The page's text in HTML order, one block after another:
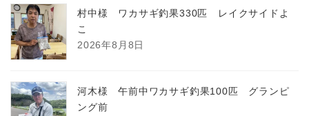
村中様 ワカサギ釣果330匹 レイクサイドよ
こ
2026年8月8日
河木様 午前中ワカサギ釣果100匹 グランピ
ング前